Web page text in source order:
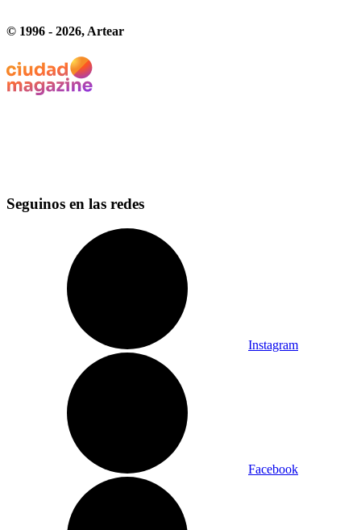
© 1996 - 2026, Artear
Seguinos en las redes
Instagram
Facebook